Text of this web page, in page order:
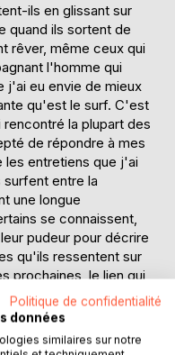
ils en glissant sur
quand ils sortent de
rêver, même ceux qui
l'homme qui
j'ai eu envie de mieux
qu'est le surf. C'est
la plupart des
de répondre à mes
les entretiens que j'ai
entre la
une longue
se connaissent,
pudeur pour décrire
qu'ils ressentent sur
prochaines, le lien qui
L'organisation de
que les conditions sont
évolution. Ils l'ont
le surf, c'est trop.
Politique de confidentialité
données
similaires sur notre